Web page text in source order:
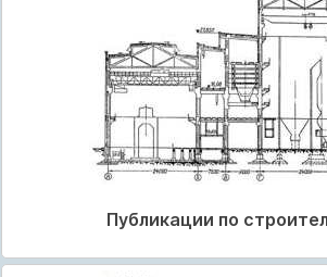
Публикации по